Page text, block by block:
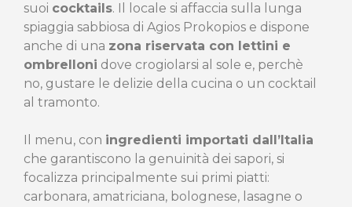
suoi cocktails. Il locale si affaccia sulla lunga
spiaggia sabbiosa di Agios Prokopios e dispone
anche di una zona riservata con lettini e
ombrelloni dove crogiolarsi al sole e, perchè
no, gustare le delizie della cucina o un cocktail
al tramonto.
Il menu, con ingredienti importati dall’Italia
che garantiscono la genuinità dei sapori, si
focalizza principalmente sui primi piatti:
carbonara, amatriciana, bolognese, lasagne o